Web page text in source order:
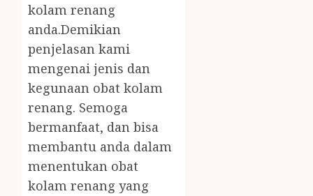
kolam renang
anda.Demikian
penjelasan kami
mengenai jenis dan
kegunaan obat kolam
renang. Semoga
bermanfaat, dan bisa
membantu anda dalam
menentukan obat
kolam renang yang